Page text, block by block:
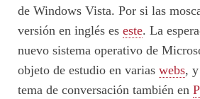
de Windows Vista. Por si las
versión en inglés es este. La
nuevo sistema operativo de
objeto de estudio en varias webs,
tema de conversación también en